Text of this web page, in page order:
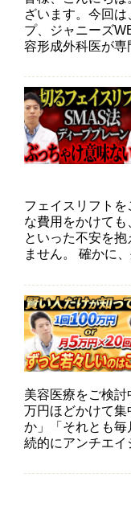
ざいます。今回
プ、ジャニーズ
容形成外科医が
フェイスリフト
な費用をかけても
といった不安を
ません。 確かに
美容医療をご検
万円ほどかけて集
か」「それとも
続的にアンチエ